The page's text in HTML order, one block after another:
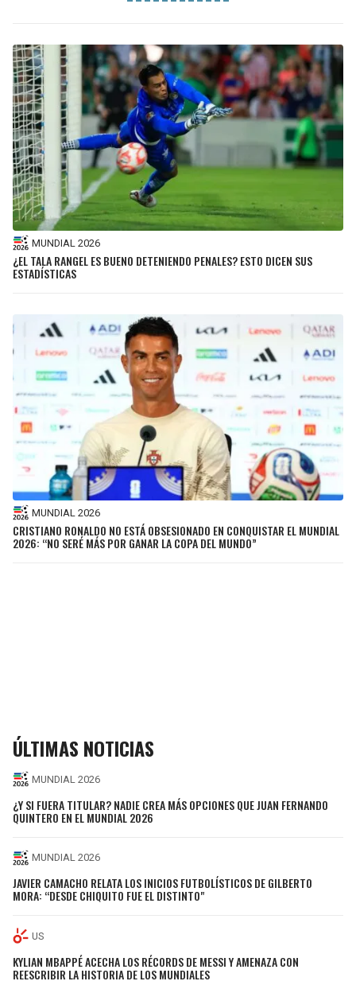
MUNDIAL 2026
¿EL TALA RANGEL ES BUENO DETENIENDO PENALES? ESTO DICEN SUS
ESTADÍSTICAS
MUNDIAL 2026
CRISTIANO RONALDO NO ESTÁ OBSESIONADO EN CONQUISTAR EL MUNDIAL
2026: “NO SERÉ MÁS POR GANAR LA COPA DEL MUNDO”
ÚLTIMAS NOTICIAS
MUNDIAL 2026
¿Y SI FUERA TITULAR? NADIE CREA MÁS OPCIONES QUE JUAN FERNANDO
QUINTERO EN EL MUNDIAL 2026
MUNDIAL 2026
JAVIER CAMACHO RELATA LOS INICIOS FUTBOLÍSTICOS DE GILBERTO
MORA: “DESDE CHIQUITO FUE EL DISTINTO"
US
KYLIAN MBAPPÉ ACECHA LOS RÉCORDS DE MESSI Y AMENAZA CON
REESCRIBIR LA HISTORIA DE LOS MUNDIALES